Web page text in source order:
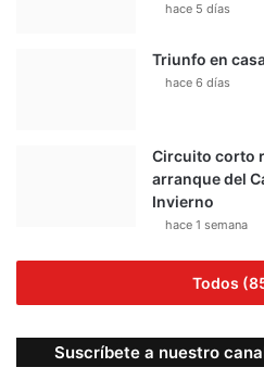
hace 5 días
Triunfo en
hace 6 días
Circuito corto
arranque del
Invierno
hace 1 semana
Todos
Suscríbete a nuestro